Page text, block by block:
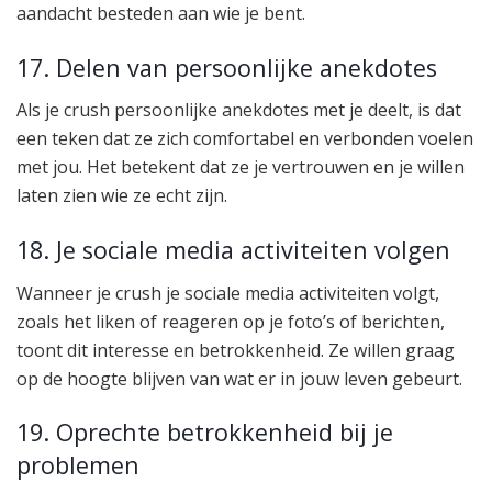
aandacht besteden aan wie je bent.
17. Delen van persoonlijke anekdotes
Als je crush persoonlijke anekdotes met je deelt, is dat
een teken dat ze zich comfortabel en verbonden voelen
met jou. Het betekent dat ze je vertrouwen en je willen
laten zien wie ze echt zijn.
18. Je sociale media activiteiten volgen
Wanneer je crush je sociale media activiteiten volgt,
zoals het liken of reageren op je foto’s of berichten,
toont dit interesse en betrokkenheid. Ze willen graag
op de hoogte blijven van wat er in jouw leven gebeurt.
19. Oprechte betrokkenheid bij je
problemen